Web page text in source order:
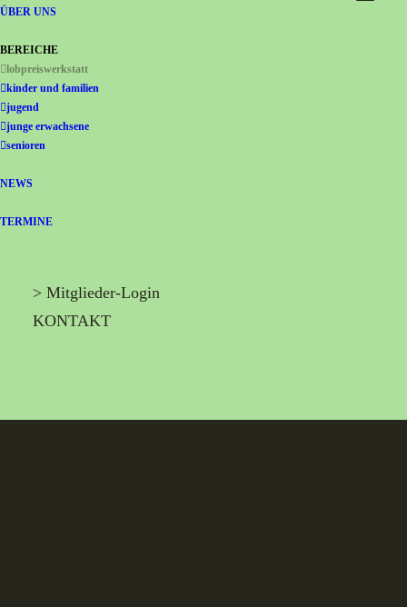
Gemeinschaft Immanuel
ÜBER UNS
BEREICHE
lobpreiswerkstatt
kinder und familien
jugend
junge erwachsene
senioren
NEWS
TERMINE
> Mitglieder-Login
KONTAKT